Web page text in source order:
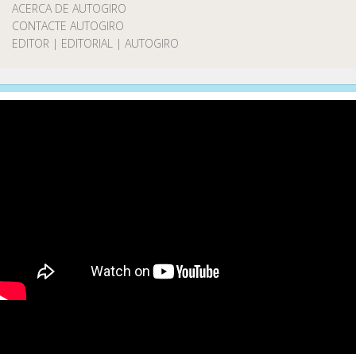
ACERCA DE AUTOGIRO
CONTACTE AUTOGIRO
EDITOR | EDITORIAL | AUTOGIRO